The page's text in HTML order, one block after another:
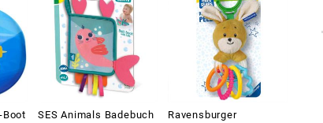
Boot
SES Animals Badebuch
Ravensburger